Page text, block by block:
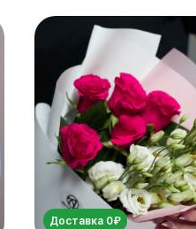
Доставка 0₽